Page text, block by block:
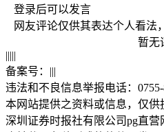
登录后可以发言
网友评论仅供其表达个人看法
暂无
|||||
备案号： |||
违法和不良信息举报电话：0755-
本网站提供之资料或信息，仅
深圳证券时报社有限公司pg直